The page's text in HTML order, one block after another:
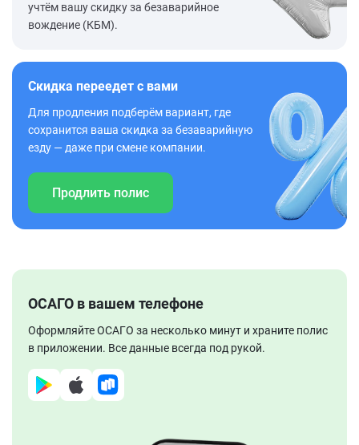
учтём вашу скидку за безаварийное
вождение (КБМ).
Скидка переедет с вами
Для продления подберём вариант, где
сохранится ваша скидка за безаварийную
езду — даже при смене компании.
Продлить полис
ОСАГО в вашем телефоне
Оформляйте ОСАГО за несколько минут и храните полис
в приложении. Все данные всегда под рукой.